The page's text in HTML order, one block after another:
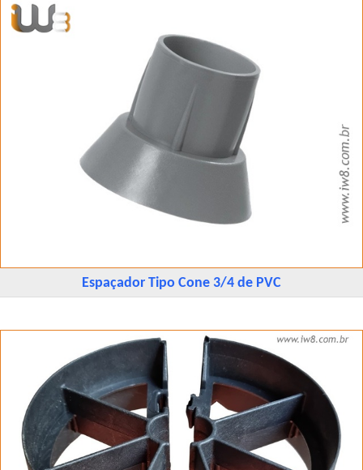
Espaçador Tipo Cone 3/4 de PVC